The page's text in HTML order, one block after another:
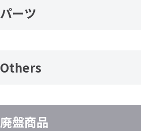
パーツ
Others
廃盤商品